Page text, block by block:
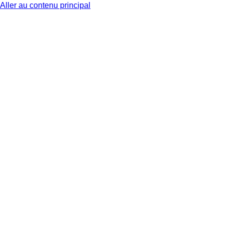
Aller au contenu principal